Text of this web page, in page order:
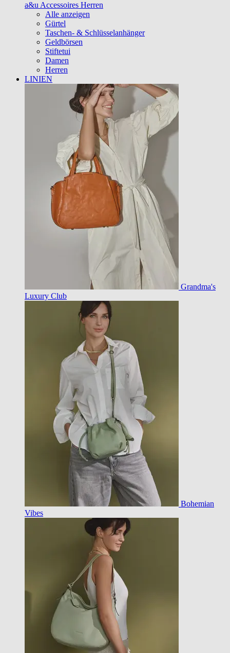
a&u Accessoires Herren
Alle anzeigen
Gürtel
Taschen- & Schlüsselanhänger
Geldbörsen
Stiftetui
Damen
Herren
LINIEN
Grandma's
Luxury Club
Bohemian
Vibes